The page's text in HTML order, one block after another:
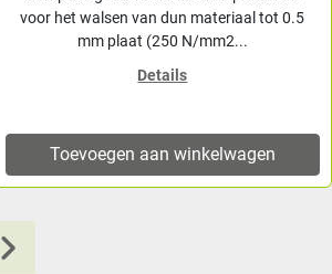
voor het walsen van dun materiaal tot 0.5
mm plaat (250 N/mm2...
Details
Toevoegen aan winkelwagen